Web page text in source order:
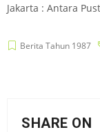
Jakarta : Antara
Berita Tahun 1987
SHARE ON